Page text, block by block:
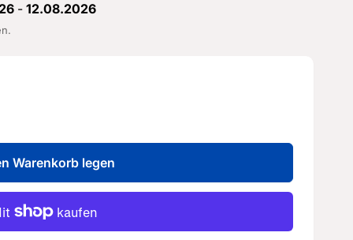
- 12.08.2026
Warenkorb legen